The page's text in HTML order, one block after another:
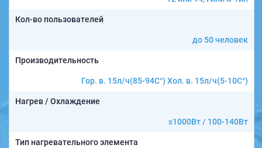
Кол-во пользователей
до 50 человек
Производительность
Гор. в. 15л/ч(85-94C°) Хол. в. 15л/ч(5-10C°)
Нагрев / Охлаждение
≤1000Вт / 100-140Вт
Тип нагревательного элемента